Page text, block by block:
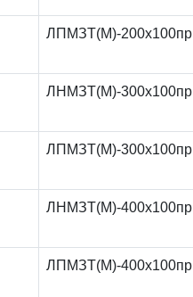
ЛПМЗТ(М)-200x100пр
ЛНМЗТ(М)-300x100пр
ЛПМЗТ(М)-300x100пр
ЛНМЗТ(М)-400x100пр
ЛПМЗТ(М)-400x100пр